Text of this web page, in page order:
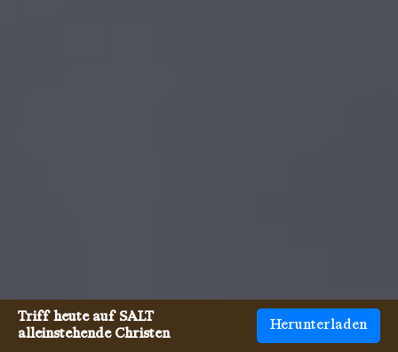
Triff heute auf SALT
alleinstehende Christen
Herunterladen